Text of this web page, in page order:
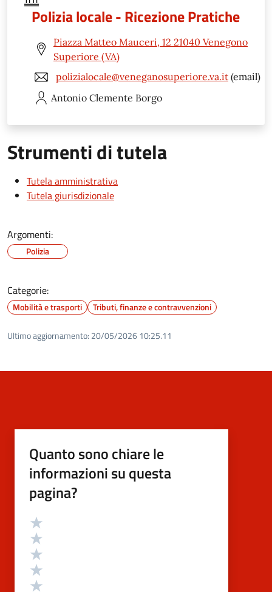
Polizia locale - Ricezione Pratiche
Piazza Matteo Mauceri, 12 21040 Venegono
Superiore (VA)
polizialocale@veneganosuperiore.va.it (email)
Antonio Clemente Borgo
Strumenti di tutela
Tutela amministrativa
Tutela giurisdizionale
Argomenti:
Polizia
Categorie:
Mobilità e trasporti Tributi, finanze e contravvenzioni
Ultimo aggiornamento: 20/05/2026 10:25.11
Quanto sono chiare le
informazioni su questa
pagina?
Valutazione